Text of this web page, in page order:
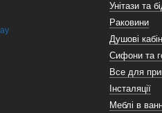
купити стінку для
забезпечуємо безкоштовну
Унітази та
Раковини
Душові
Сифони та
Все для
Інсталяції
Меблі в